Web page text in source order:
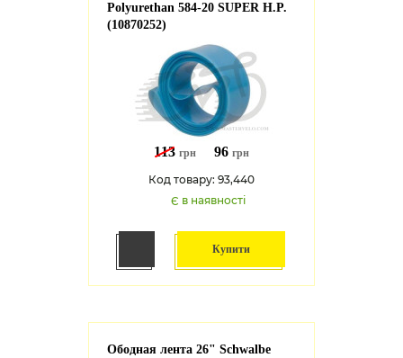
Polyurethan 584-20 SUPER H.P.
(10870252)
113 грн 96 грн
Код товару: 93,440
Є в наявності
Купити
Ободная лента 26" Schwalbe